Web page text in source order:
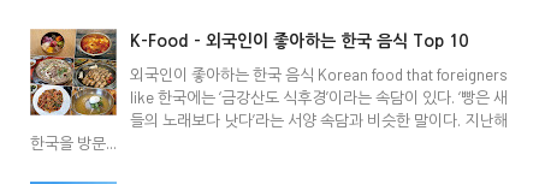
K-Food - 외국인이 좋아하는 한국 음식 Top 10
외국인이 좋아하는 한국 음식 Korean food that foreigners
like 한국에는 ‘금강산도 식후경’이라는 속담이 있다. ‘빵은 새
들의 노래보다 낫다’라는 서양 속담과 비슷한 말이다. 지난해
한국을 방문...